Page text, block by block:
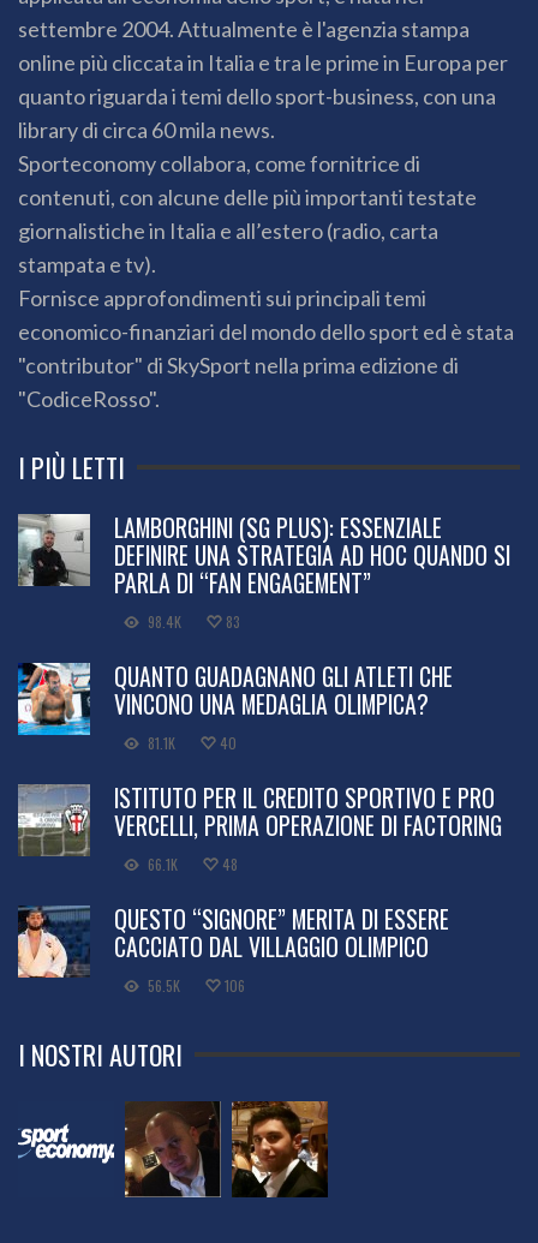
settembre 2004. Attualmente è l'agenzia stampa
online più cliccata in Italia e tra le prime in Europa per
quanto riguarda i temi dello sport-business, con una
library di circa 60 mila news.
Sporteconomy collabora, come fornitrice di
contenuti, con alcune delle più importanti testate
giornalistiche in Italia e all’estero (radio, carta
stampata e tv).
Fornisce approfondimenti sui principali temi
economico-finanziari del mondo dello sport ed è stata
"contributor" di SkySport nella prima edizione di
"CodiceRosso".
I PIÙ LETTI
LAMBORGHINI (SG PLUS): ESSENZIALE
DEFINIRE UNA STRATEGIA AD HOC QUANDO SI
PARLA DI “FAN ENGAGEMENT”
98.4K 83
QUANTO GUADAGNANO GLI ATLETI CHE
VINCONO UNA MEDAGLIA OLIMPICA?
81.1K 40
ISTITUTO PER IL CREDITO SPORTIVO E PRO
VERCELLI, PRIMA OPERAZIONE DI FACTORING
66.1K 48
QUESTO “SIGNORE” MERITA DI ESSERE
CACCIATO DAL VILLAGGIO OLIMPICO
56.5K 106
I NOSTRI AUTORI